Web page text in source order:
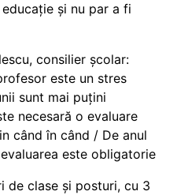
și nu par a fi
consilier școlar:
este un stres
sunt mai puțini
necesară o evaluare
când în când / De anul
este obligatorie
de clase și posturi, cu 3